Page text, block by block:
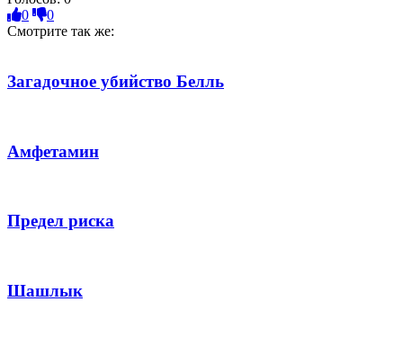
0
0
Смотрите так же:
Загадочное убийство Белль
Амфетамин
Предел риска
Шашлык